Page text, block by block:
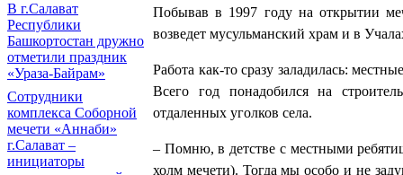
В г.Салават
Республики
Башкортостан дружно
отметили праздник
«Ураза-Байрам»
Сотрудники
комплекса Соборной
мечети «Аннаби»
г.Салават –
инициаторы
Побывав в 1997 году на открытии
возведет мусульманский храм и в
Работа как-то сразу заладилась:
Всего год понадобился на
отдаленных уголков села.
– Помню, в детстве с местными
холм мечети). Тогда мы особо и не